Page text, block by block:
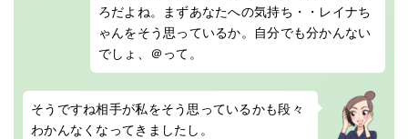
ろだよね。まずあなたへの気持ち・・レイナち
ゃんをそう思っているか。自分でも分かんない
でしょ、＠って。
そうですね相手が私をそう思っているかも段々
わかんなくなってきましたし。